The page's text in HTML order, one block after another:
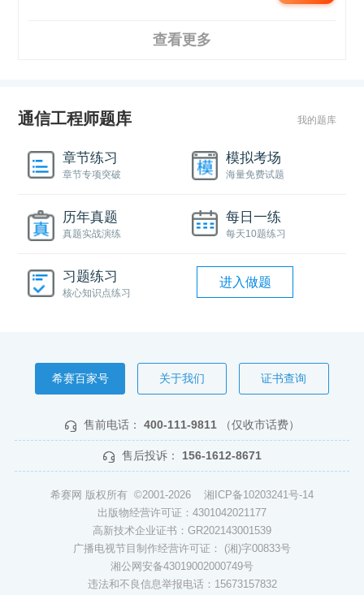
查看更多
通信工程师题库 我的题库
章节练习
章节专项突破
模拟考场
海量免费试题
历年真题
真题实战演练
每日一练
每天10题练习
习题练习
核心知识点练习
进入做题
希赛百家号 关于我们 证书查询
售前电话： 400-111-9811 （仅收市话费）
售后投诉： 156-1612-8671
希赛网 版权所有 ©2001-2026 湘ICP备10203241号-14
出版物经营许可证：4301042021177
高新技术企业证书：GR202143001539
广播电视节目制作经营许可证： (湘)字00833号
湘公网安备43019002000749号
违法和不良信息举报电话：15673157832